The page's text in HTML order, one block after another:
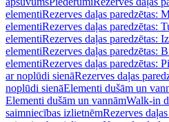
elementiRezerves daļas paredzētas:
elementiRezerves daļas paredzētas:
elementiRezerves daļas paredzētas:
elementiRezerves daļas paredzētas:
elementiRezerves daļas paredzētas:
ar noplūdi sienāRezerves daļas
noplūdi sienāElementi dušām un
Elementi dušām un vannāmWalk-in
saimniecības izlietnēmRezerves